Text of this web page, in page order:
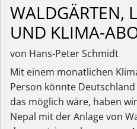
WALDGÄRTEN,
UND KLIMA-
von Hans-Peter Schmidt
Mit einem monatlichen
Person könnte
das möglich wäre, haben
Nepal mit der Anlage von